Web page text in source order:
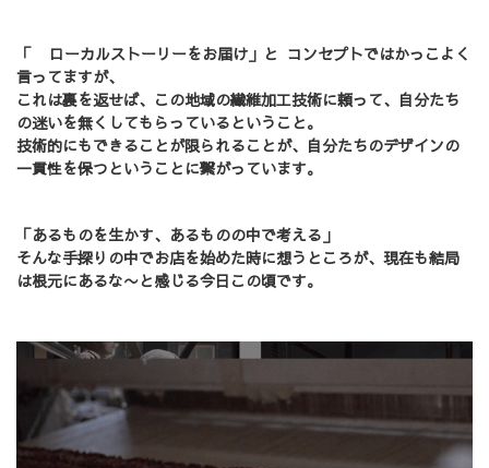
「 ローカルストーリーをお届け」と コンセプトではかっこよく
言ってますが、
これは裏を返せば、この地域の繊維加工技術に頼って、自分たち
の迷いを無くしてもらっているということ。
技術的にもできることが限られることが、自分たちのデザインの
一貫性を保つということに繋がっています。
「あるものを生かす、あるものの中で考える」
そんな手探りの中でお店を始めた時に想うところが、現在も結局
は根元にあるな〜と感じる今日この頃です。